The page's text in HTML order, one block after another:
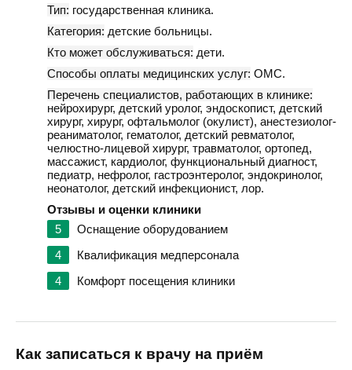
Тип: государственная клиника.
Категория: детские больницы.
Кто может обслуживаться: дети.
Способы оплаты медицинских услуг: ОМС.
Перечень специалистов, работающих в клинике:
нейрохирург, детский уролог, эндоскопист, детский
хирург, хирург, офтальмолог (окулист), анестезиолог-
реаниматолог, гематолог, детский ревматолог,
челюстно-лицевой хирург, травматолог, ортопед,
массажист, кардиолог, функциональный диагност,
педиатр, нефролог, гастроэнтеролог, эндокринолог,
неонатолог, детский инфекционист, лор.
Отзывы и оценки клиники
5
Оснащение оборудованием
4
Квалификация медперсонала
4
Комфорт посещения клиники
Как записаться к врачу на приём